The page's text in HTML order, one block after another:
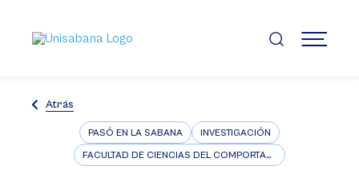
contenido
principal
MENÚ
Atrás
PASÓ EN LA SABANA INVESTIGACIÓN
FACULTAD DE CIENCIAS DEL COMPORTAMIENTO